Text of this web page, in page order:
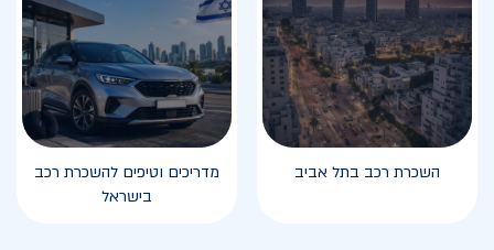
השכרת רכב בתל אביב
מדריכים וטיפים להשכרת רכב
בישראל